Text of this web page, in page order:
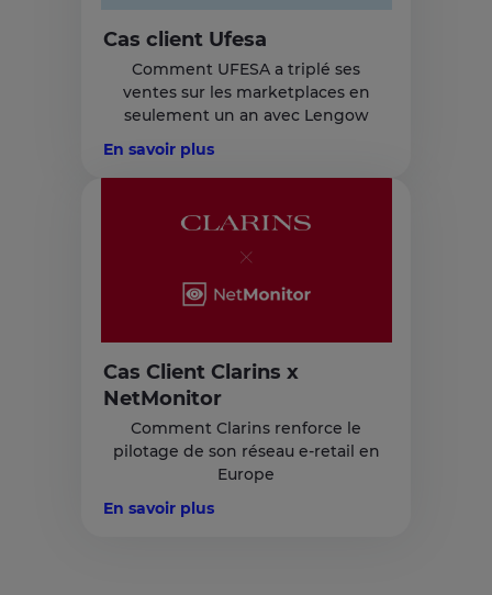
Cas client Ufesa
Comment UFESA a triplé ses
ventes sur les marketplaces en
seulement un an avec Lengow
En savoir plus
Cas Client Clarins x
NetMonitor
Comment Clarins renforce le
pilotage de son réseau e-retail en
Europe
En savoir plus